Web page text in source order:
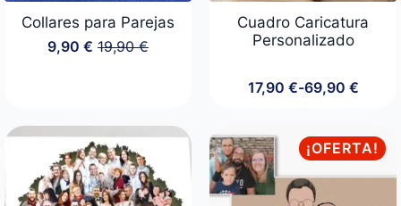
Collares para Parejas
19,90€
El
9,90€ El
Cuadro Caricatura
Personalizado
17,90 €-69,90 €
Rango
desde
17,90 €
hasta
69,90 €
¡OFERTA!